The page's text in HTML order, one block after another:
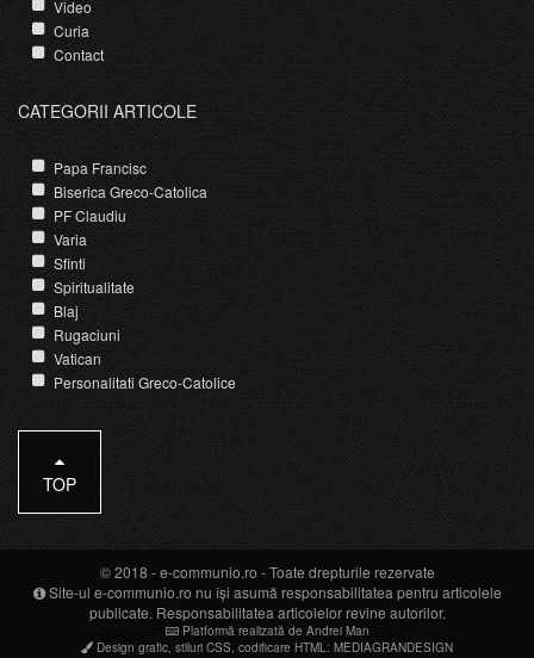
Video
Curia
Contact
CATEGORII ARTICOLE
Papa Francisc
Biserica Greco-Catolica
PF Claudiu
Varia
Sfinti
Spiritualitate
Blaj
Rugaciuni
Vatican
Personalitati Greco-Catolice
TOP
© 2018 -e-communio.ro - Toate drepturile rezervate
Site-ul e-communio.ro nu își asumă responsabilitatea pentru articolele
publicate. Responsabilitatea articolelor revine autorilor.
Platformă realizată de Andrei Man
Design grafic, stiluri CSS, codificare HTML: MEDIAGRANDESIGN